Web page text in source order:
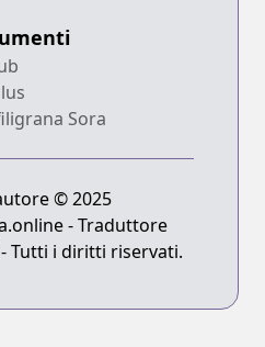
Sora
© 2025
- Traduttore
Tutti i diritti riservati.